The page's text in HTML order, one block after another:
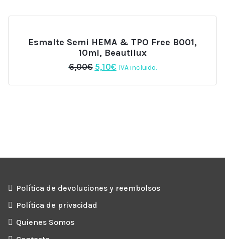
Esmalte Semi HEMA & TPO Free B001,
10ml, Beautilux
6,00€ El
original
5,10€El
actual
IVA incluido.
Política de devoluciones y reembolsos
Política de privacidad
Quienes Somos